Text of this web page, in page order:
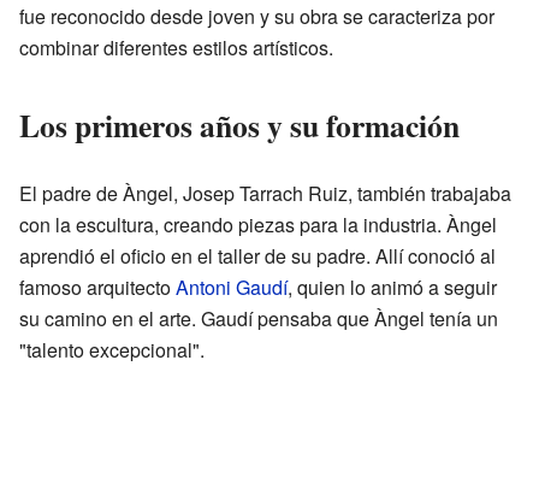
fue reconocido desde joven y su obra se caracteriza por
combinar diferentes estilos artísticos.
Los primeros años y su formación
El padre de Àngel, Josep Tarrach Ruiz, también trabajaba
con la escultura, creando piezas para la industria. Àngel
aprendió el oficio en el taller de su padre. Allí conoció al
famoso arquitectoAntoni Gaudí, quien lo animó a seguir
su camino en el arte. Gaudí pensaba que Àngel tenía un
"talento excepcional".